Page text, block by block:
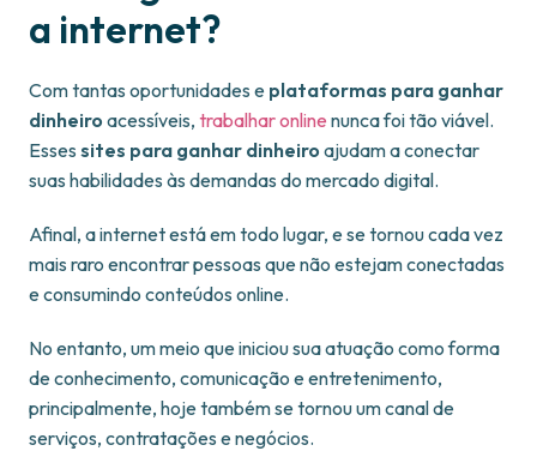
a internet?
Com tantas oportunidades e plataformas para ganhar
dinheiro acessíveis, trabalhar online nunca foi tão viável.
Esses sites para ganhar dinheiro ajudam a conectar
suas habilidades às demandas do mercado digital.
Afinal, a internet está em todo lugar, e se tornou cada vez
mais raro encontrar pessoas que não estejam conectadas
e consumindo conteúdos online.
No entanto, um meio que iniciou sua atuação como forma
de conhecimento, comunicação e entretenimento,
principalmente, hoje também se tornou um canal de
serviços, contratações e negócios.